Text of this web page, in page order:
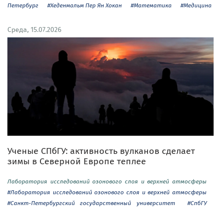
Петербург
#Хеденмальм Пер Ян Хокан #Математика #Медицина
Среда, 15.07.2026
Ученые СПбГУ: активность вулканов сделает
зимы в Северной Европе теплее
Лаборатория исследований озонового слоя и верхней атмосферы
#Лаборатория исследований озонового слоя и верхней атмосферы
#Санкт-Петербургский государственный университет
#СпбГУ